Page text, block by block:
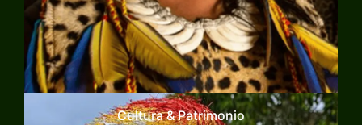
Cultura & Patrimonio